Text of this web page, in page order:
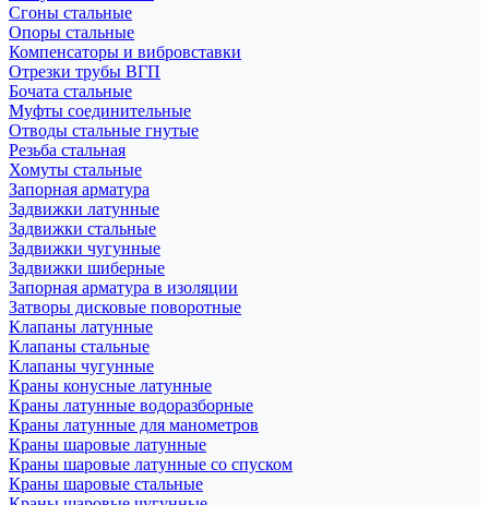
Сгоны стальные
Опоры стальные
Компенсаторы и вибровставки
Отрезки трубы ВГП
Бочата стальные
Муфты соединительные
Отводы стальные гнутые
Резьба стальная
Хомуты стальные
Запорная арматура
Задвижки латунные
Задвижки стальные
Задвижки чугунные
Задвижки шиберные
Запорная арматура в изоляции
Затворы дисковые поворотные
Клапаны латунные
Клапаны стальные
Клапаны чугунные
Краны конусные латунные
Краны латунные водоразборные
Краны латунные для манометров
Краны шаровые латунные
Краны шаровые латунные со спуском
Краны шаровые стальные